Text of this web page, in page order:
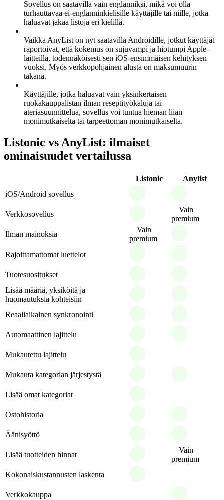
Sovellus on saatavilla vain englanniksi, mikä voi olla
turhauttavaa ei-englanninkielisille käyttäjille tai niille, jotka
haluavat jakaa listoja eri kielillä.
Vaikka AnyList on nyt saatavilla Androidille, jotkut käyttäjät
raportoivat, että kokemus on sujuvampi ja hiotumpi Apple-
laitteilla, todennäköisesti sen iOS-ensimmäisen kehityksen
vuoksi. Myös verkkopohjainen alusta on maksumuurin
takana.
Käyttäjille, jotka haluavat vain yksinkertaisen
ruokakauppalistan ilman reseptityökaluja tai
ateriasuunnittelua, sovellus voi tuntua hieman liian
monimutkaiselta tai tarpeettoman monimutkaiselta.
Listonic vs AnyList: ilmaiset
ominaisuudet vertailussa
Listonic
Anylist
iOS/Android sovellus
Verkkosovellus
Vain
premium
Ilman mainoksia
Vain
premium
Rajoittamattomat luettelot
Tuotesuositukset
Lisää määriä, yksiköitä ja
huomautuksia kohteisiin
Reaaliaikainen synkronointi
Automaattinen lajittelu
Mukautettu lajittelu
Mukauta kategorian järjestystä
Lisää omat kategoriat
Ostohistoria
Äänisyöttö
Lisää tuotteiden hinnat
Vain
premium
Kokonaiskustannusten laskenta
Verkkokauppa